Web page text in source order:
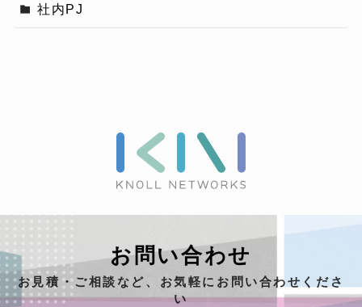
社内PJ
お問い合わせ
お見積・ご相談など、お気軽にお問い合わせくださ
い